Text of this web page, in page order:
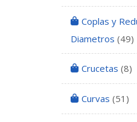
Coplas y
Diametros (49)
Crucetas (8)
Curvas (51)